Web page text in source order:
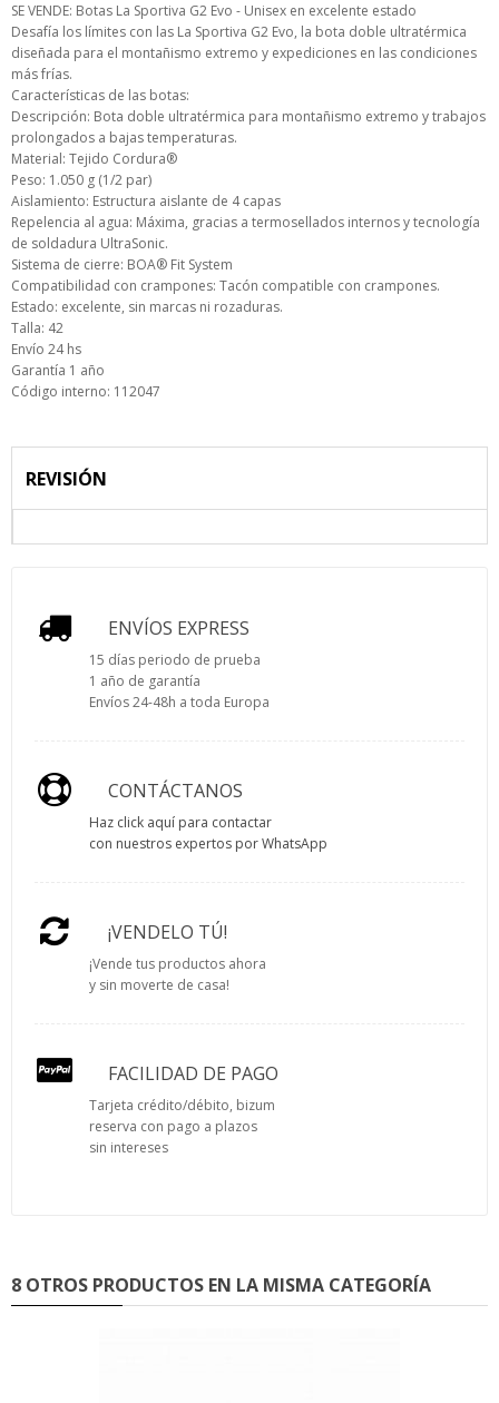
SE VENDE: Botas La Sportiva G2 Evo - Unisex en excelente estado
Desafía los límites con las La Sportiva G2 Evo, la bota doble ultratérmica
diseñada para el montañismo extremo y expediciones en las condiciones
más frías.
Características de las botas:
Descripción: Bota doble ultratérmica para montañismo extremo y trabajos
prolongados a bajas temperaturas.
Material: Tejido Cordura®
Peso: 1.050 g (1/2 par)
Aislamiento: Estructura aislante de 4 capas
Repelencia al agua: Máxima, gracias a termosellados internos y tecnología
de soldadura UltraSonic.
Sistema de cierre: BOA® Fit System
Compatibilidad con crampones: Tacón compatible con crampones.
Estado: excelente, sin marcas ni rozaduras.
Talla: 42
Envío 24 hs
Garantía 1 año
Código interno: 112047
REVISIÓN
ENVÍOS EXPRESS
15 días periodo de prueba
1 año de garantía
Envíos 24-48h a toda Europa
CONTÁCTANOS
Haz click aquí para contactar
con nuestros expertos por WhatsApp
¡VENDELO TÚ!
¡Vende tus productos ahora
y sin moverte de casa!
FACILIDAD DE PAGO
Tarjeta crédito/débito, bizum
reserva con pago a plazos
sin intereses
8 OTROS PRODUCTOS EN LA MISMA CATEGORÍA